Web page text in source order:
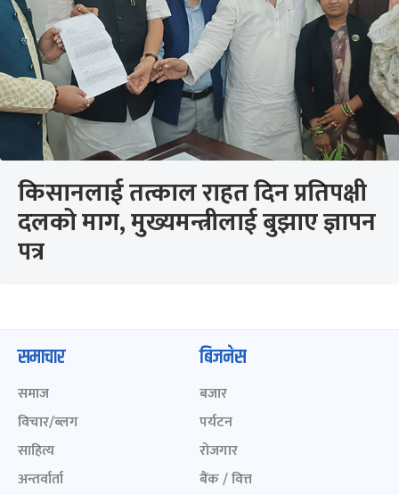
किसानलाई तत्काल राहत दिन प्रतिपक्षी
दलको माग, मुख्यमन्त्रीलाई बुझाए ज्ञापन
पत्र
समाचार
समाज
विचार/ब्लग
साहित्य
अन्तर्वार्ता
बिजनेस
बजार
पर्यटन
रोजगार
बैंक / वित्त